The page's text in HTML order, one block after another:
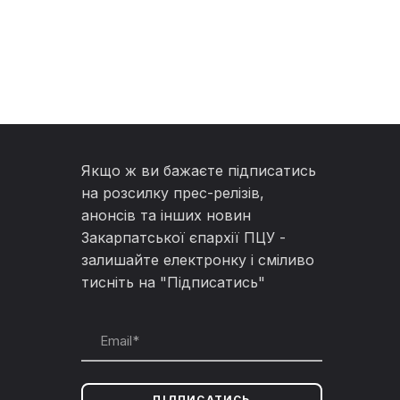
Якщо ж ви бажаєте підписатись
на розсилку прес-релізів,
анонсів та інших новин
Закарпатської єпархії ПЦУ -
залишайте електронку і сміливо
тисніть на "Підписатись"